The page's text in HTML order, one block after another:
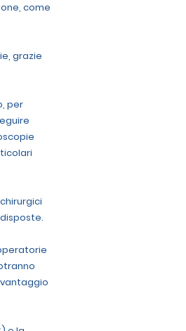
come
grazie
per